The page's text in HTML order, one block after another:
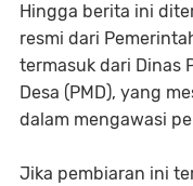
Hingga berita ini
resmi dari
termasuk dari Dinas
Desa (PMD), yang
dalam mengawasi
Jika pembiaran ini